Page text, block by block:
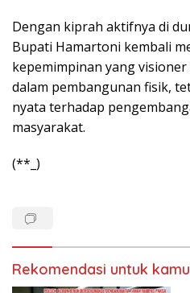
Dengan kiprah aktifnya di
Bupati Hamartoni kembali
kepemimpinan yang
dalam pembangunan fisik,
nyata terhadap
masyarakat.
(**_)
Rekomendasi untuk kamu